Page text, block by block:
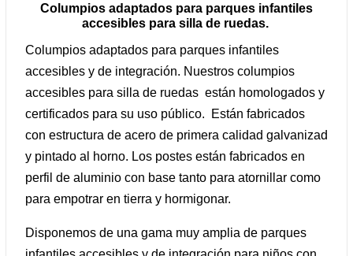
Columpios adaptados para parques infantiles
accesibles para silla de ruedas.
Columpios adaptados para parques infantiles
accesibles y de integración. Nuestros columpios
accesibles para silla de ruedas están homologados y
certificados para su uso público. Están fabricados
con estructura de acero de primera calidad galvanizad
y pintado al horno. Los postes están fabricados en
perfil de aluminio con base tanto para atornillar como
para empotrar en tierra y hormigonar.
Disponemos de una gama muy amplia de parques